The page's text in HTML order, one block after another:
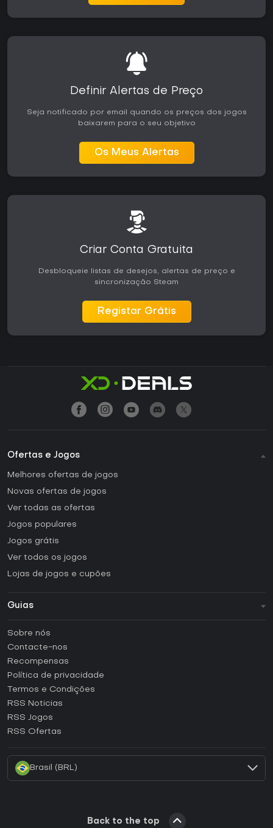
Definir Alertas de Preço
Seja notificado por email quando os preços dos jogos
baixarem para o seu objetivo
Os Meus Alertas
Criar Conta Gratuita
Desbloqueie listas de desejos, alertas de preço e
sincronização Steam
Registar Grátis
Ofertas e Jogos
Melhores ofertas de jogos
Novas ofertas de jogos
Ver todas as ofertas
Jogos populares
Jogos grátis
Ver todos os jogos
Lojas de jogos e cupões
Guias
Como ativar uma CD Key Steam?
Como ativar uma CD Key Epic Games?
Como ativar uma CD Key GOG?
Como ativar uma CD Key Ubisoft Connect?
Sobre nós
Contacte-nos
Recompensas
Política de privacidade
Termos e Condições
RSS Noticias
RSS Jogos
RSS Ofertas
Brasil (BRL)
Back to the top